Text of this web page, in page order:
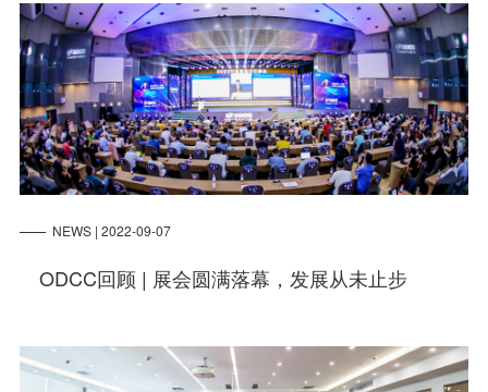
NEWS | 2022-09-07
ODCC回顾 | 展会圆满落幕，发展从未止步